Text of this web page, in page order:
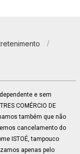
e sem
COMÉRCIO DE
também que não
cancelamento do
ISTOÉ, tampouco
apenas pelo